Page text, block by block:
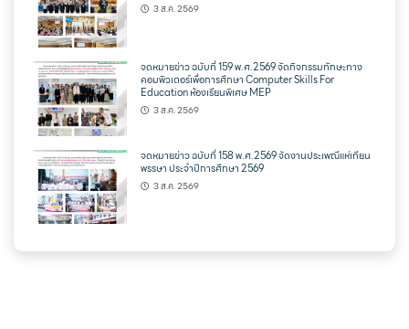
3 ส.ค. 2569
จดหมายข่าว ฉบับที่ 159 พ.ศ.2569 จัดกิจกรรมทักษะทาง
คอมพิวเตอร์เพื่อการศึกษา Computer Skills For
Education ห้องเรียนพิเศษ MEP
3 ส.ค. 2569
จดหมายข่าว ฉบับที่ 158 พ.ศ.2569 จัดงานประเพณีแห่เทียน
พรรษา ประจำปีการศึกษา 2569
3 ส.ค. 2569